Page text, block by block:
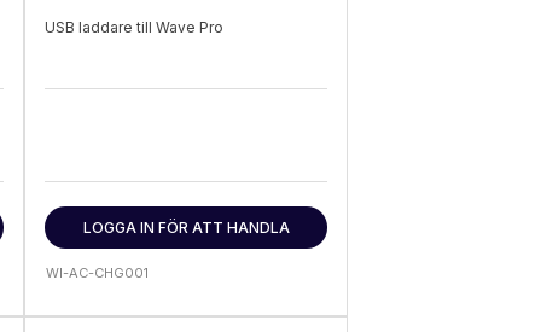
USB laddare till Wave Pro
LOGGA IN FÖR ATT HANDLA
WI-AC-CHG001